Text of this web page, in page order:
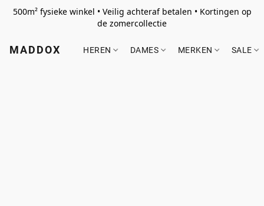
500m² fysieke winkel • Veilig achteraf betalen • Kortingen op
de zomercollectie
MADDOX HEREN DAMES MERKEN SALE